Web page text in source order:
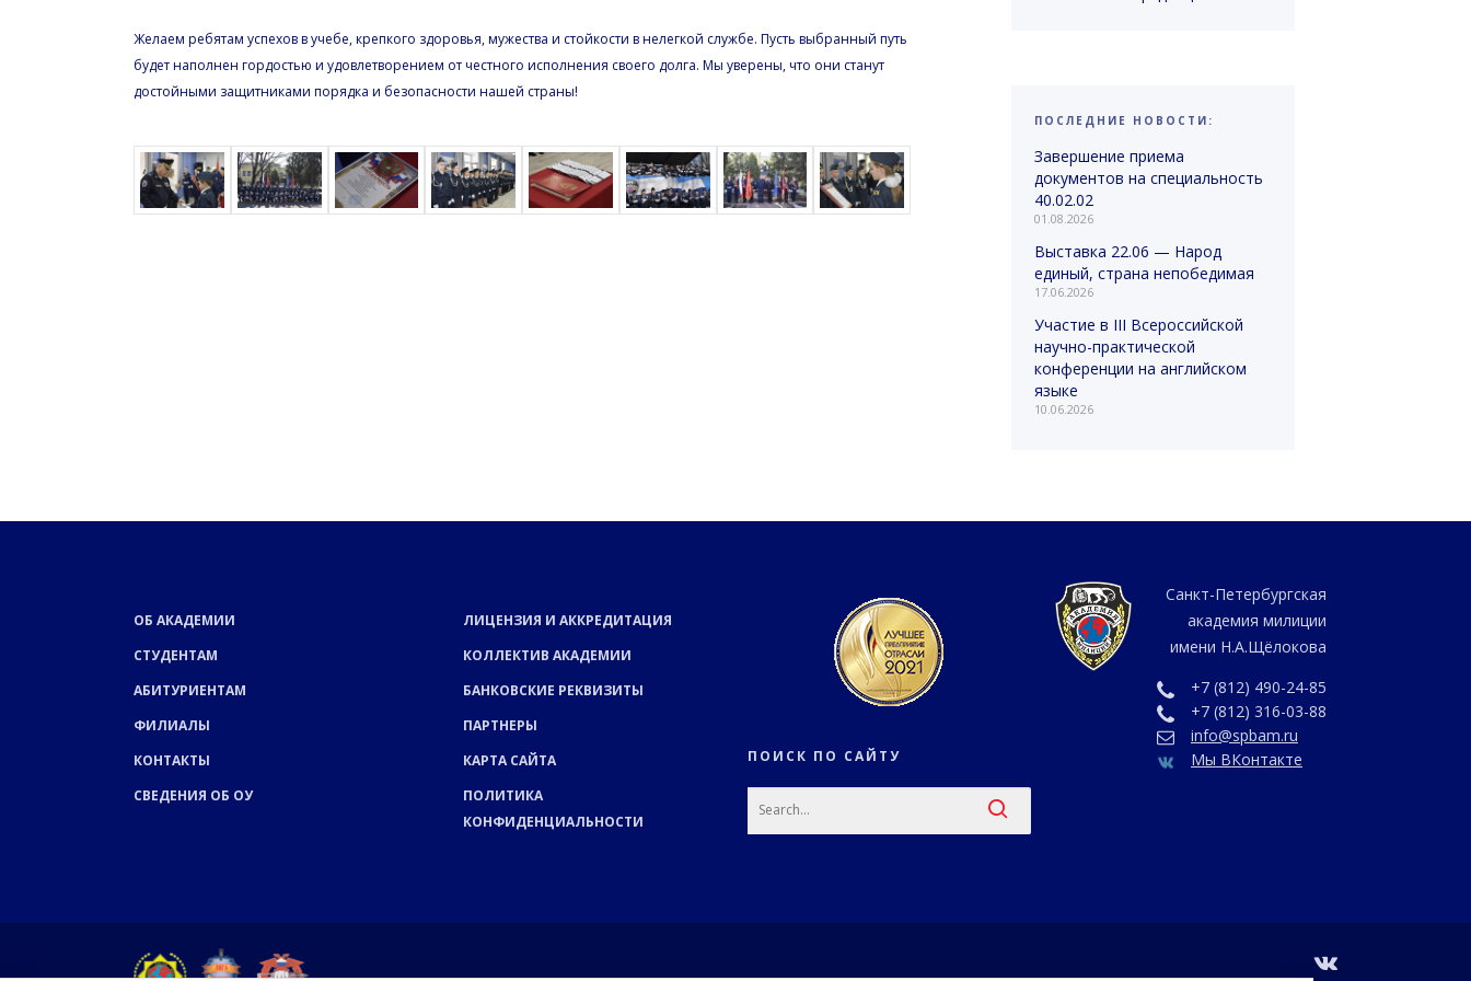
Желаем ребятам успехов в учебе, крепкого здоровья, мужества и стойкости в нелегкой службе. Пусть выбранный путь
будет наполнен гордостью и удовлетворением от честного исполнения своего долга. Мы уверены, что они станут
достойными защитниками порядка и безопасности нашей страны!
ПОСЛЕДНИЕ НОВОСТИ:
Завершение приема
документов на специальность
40.02.02
01.08.2026
Выставка 22.06 — Народ
единый, страна непобедимая
17.06.2026
Участие в III Всероссийской
научно-практической
конференции на английском
языке
10.06.2026
ОБ АКАДЕМИИ
СТУДЕНТАМ
АБИТУРИЕНТАМ
ФИЛИАЛЫ
КОНТАКТЫ
СВЕДЕНИЯ ОБ ОУ
ЛИЦЕНЗИЯ И АККРЕДИТАЦИЯ
КОЛЛЕКТИВ АКАДЕМИИ
БАНКОВСКИЕ РЕКВИЗИТЫ
ПАРТНЕРЫ
КАРТА САЙТА
ПОЛИТИКА
КОНФИДЕНЦИАЛЬНОСТИ
ПОИСК ПО САЙТУ
Санкт-Петербургская
академия милиции
имени Н.А.Щёлокова
+7 (812) 490-24-85
+7 (812) 316-03-88
info@spbam.ru
Мы ВКонтакте
vk